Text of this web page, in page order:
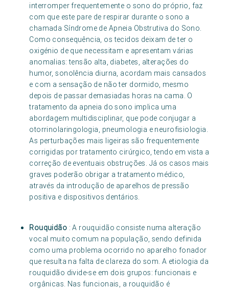
interromper frequentemente o sono do próprio, faz
com que este pare de respirar durante o sono a
chamada Síndrome de Apneia Obstrutiva do Sono.
Como consequência, os tecidos deixam de ter o
oxigénio de que necessitam e apresentam várias
anomalias: tensão alta, diabetes, alterações do
humor, sonolência diurna, acordam mais cansados
e com a sensação de não ter dormido, mesmo
depois de passar demasiadas horas na cama. O
tratamento da apneia do sono implica uma
abordagem multidisciplinar, que pode conjugar a
otorrinolaringologia, pneumologia e neurofisiologia.
As perturbações mais ligeiras são frequentemente
corrigidas por tratamento cirúrgico, tendo em vista a
correção de eventuais obstruções. Já os casos mais
graves poderão obrigar a tratamento médico,
através da introdução de aparelhos de pressão
positiva e dispositivos dentários.
Rouquidão : A rouquidão consiste numa alteração
vocal muito comum na população, sendo definida
como uma problema ocorrido no aparelho fonador
que resulta na falta de clareza do som. A etiologia da
rouquidão divide-se em dois grupos: funcionais e
orgânicas. Nas funcionais, a rouquidão é